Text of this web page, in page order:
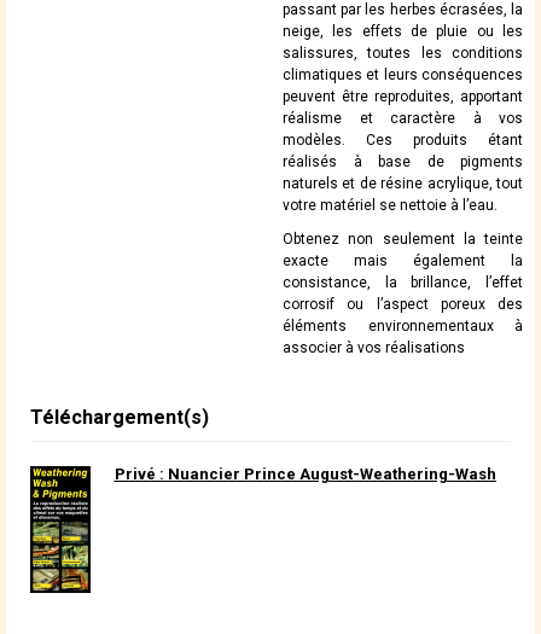
passant par les herbes écrasées, la
neige, les effets de pluie ou les
salissures, toutes les conditions
climatiques et leurs conséquences
peuvent être reproduites, apportant
réalisme et caractère à vos
modèles. Ces produits étant
réalisés à base de pigments
naturels et de résine acrylique, tout
votre matériel se nettoie à l’eau.
Obtenez non seulement la teinte
exacte mais également la
consistance, la brillance, l’effet
corrosif ou l’aspect poreux des
éléments environnementaux à
associer à vos réalisations
Téléchargement(s)
Privé : Nuancier Prince August-Weathering-Wash